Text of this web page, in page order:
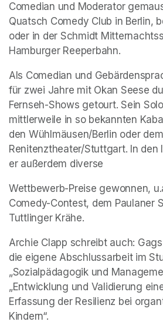
Comedian und Moderator
Quatsch Comedy Club in Berlin,
oder in der Schmidt
Hamburger Reeperbahn.
Als Comedian und
für zwei Jahre mit Okan Seese
Fernseh-Shows getourt. Sein
mittlerweile in so bekannten
den Wühlmäusen/Berlin oder dem
Renitenztheater/Stuttgart. In
er außerdem diverse
Wettbewerb-Preise gewonnen,
Comedy-Contest, dem Paulaner
Tuttlinger Krähe.
Archie Clapp schreibt auch:
die eigene Abschlussarbeit im
„Sozialpädagogik und
„Entwicklung und Validierung
Erfassung der Resilienz bei
Kindern“.